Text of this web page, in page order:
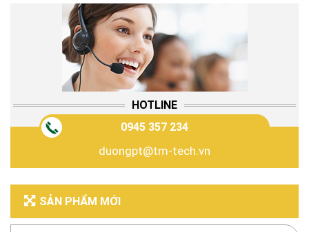
HOTLINE
0945 357 234
duongpt@tm-tech.vn
SẢN PHẨM MỚI